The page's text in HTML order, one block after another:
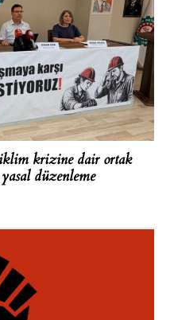
krizine dair ortak
düzenleme